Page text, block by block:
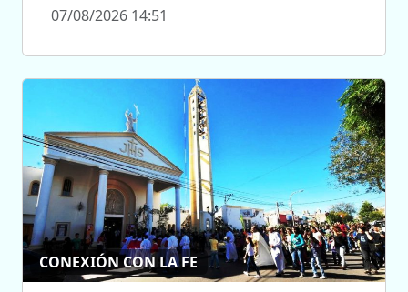
07/08/2026 14:51
CONEXIÓN CON LA FE